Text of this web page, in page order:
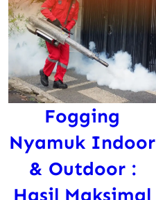
Fogging
Nyamuk Indoor
& Outdoor :
Hasil Maksimal